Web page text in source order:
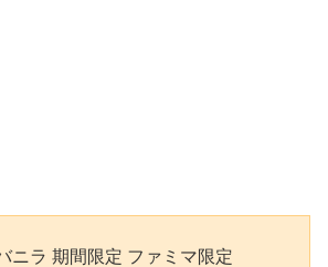
ニラ 期間限定 ファミマ限定